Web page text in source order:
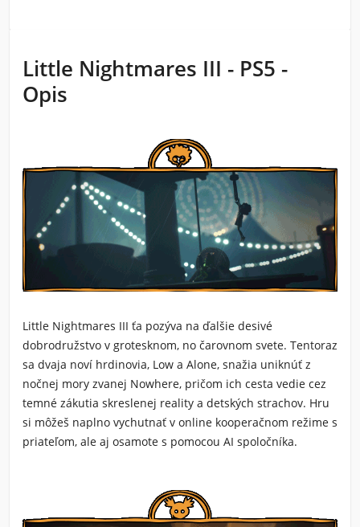
Little Nightmares III - PS5 -
Opis
Little Nightmares III ťa pozýva na ďalšie desivé
dobrodružstvo v grotesknom, no čarovnom svete. Tentoraz
sa dvaja noví hrdinovia, Low a Alone, snažia uniknúť z
nočnej mory zvanej Nowhere, pričom ich cesta vedie cez
temné zákutia skreslenej reality a detských strachov. Hru
si môžeš naplno vychutnať v online kooperačnom režime s
priateľom, ale aj osamote s pomocou AI spoločníka.